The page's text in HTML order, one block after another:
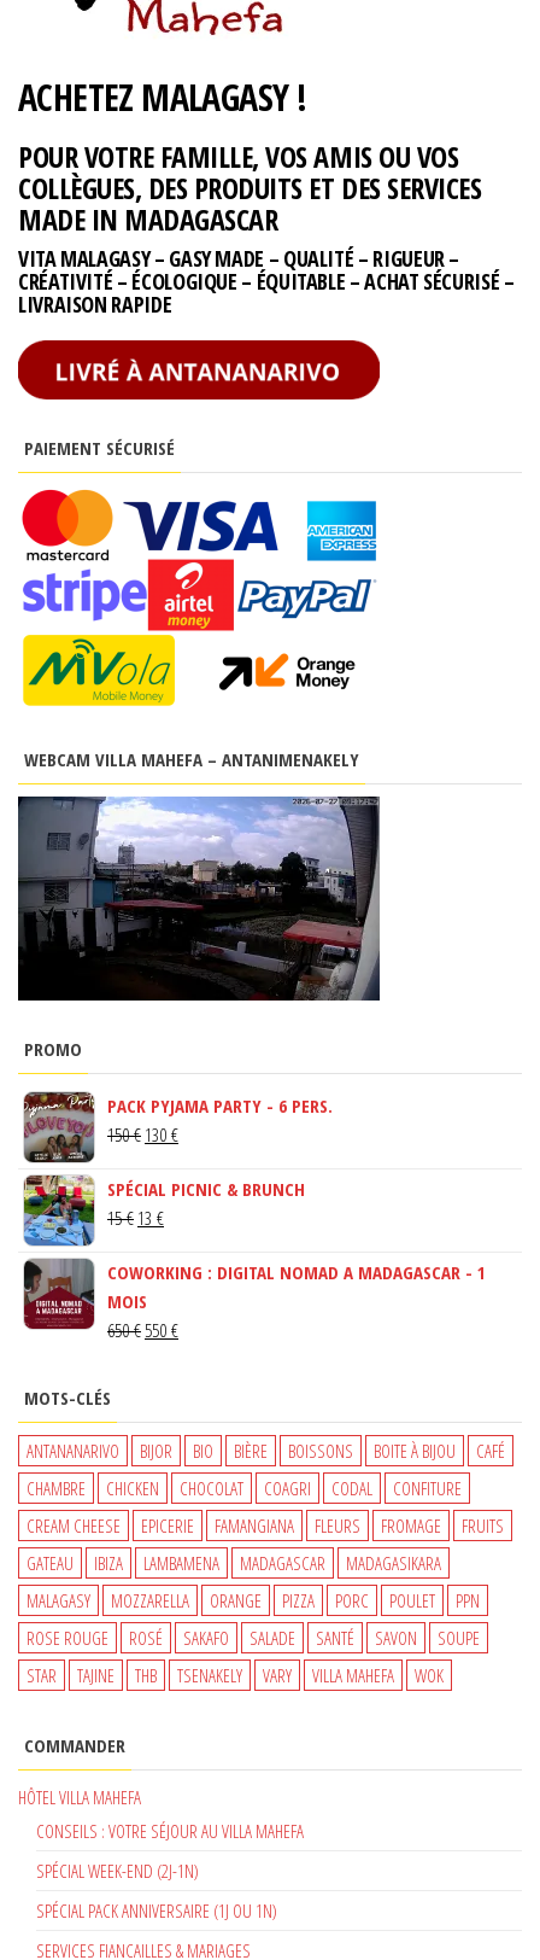
ACHETEZ MALAGASY !
POUR VOTRE FAMILLE, VOS AMIS OU VOS
COLLÈGUES, DES PRODUITS ET DES SERVICES
MADE IN MADAGASCAR
VITA MALAGASY – GASY MADE – QUALITÉ – RIGUEUR –
CRÉATIVITÉ – ÉCOLOGIQUE – ÉQUITABLE – ACHAT SÉCURISÉ –
LIVRAISON RAPIDE
PAIEMENT SÉCURISÉ
WEBCAM VILLA MAHEFA – ANTANIMENAKELY
PROMO
PACK PYJAMA PARTY - 6 PERS.
150€ LE
INITIAL
ÉTAIT :
130 €LE
ACTUEL
SPÉCIAL PICNIC & BRUNCH
15€ LE
INITIAL
ÉTAIT :
15 €.
13 €LE
ACTUEL
13 €.
COWORKING : DIGITAL NOMAD A MADAGASCAR - 1
MOIS
650€ LE
650 €.
550 €LE
550 €.
MOTS-CLÉS
ANTANANARIVO BIJOR BIO BIÈRE BOISSONS BOITE À BIJOU
CAFÉ
CHAMBRE
CHICKEN CHOCOLAT COAGRI CODAL
CONFITURE
CREAM CHEESE
EPICERIE FAMANGIANA FLEURS FROMAGE
FRUITS
GATEAU
IBIZA LAMBAMENA MADAGASCAR
MADAGASIKARA
MALAGASY
MOZZARELLA ORANGE PIZZA PORC POULET
PPN
ROSE ROUGE
ROSÉ SAKAFO SALADE SANTÉ SAVON
SOUPE
STAR
TAJINE THB TSENAKELY VARY VILLA MAHEFA WOK
COMMANDER
HÔTEL VILLA MAHEFA
CONSEILS : VOTRE SÉJOUR AU VILLA MAHEFA
SPÉCIAL WEEK-END (2J-1N)
SPÉCIAL PACK ANNIVERSAIRE (1J OU 1N)
SERVICES FIANCAILLES & MARIAGES